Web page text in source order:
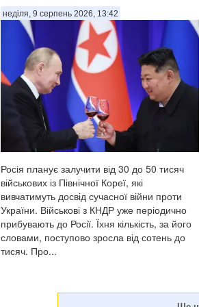
неділя, 9 серпень 2026, 13:42
Росія планує залучити від 30 до 50 тисяч
військових із Північної Кореї, які
вивчатимуть досвід сучасної війни проти
України. Військові з КНДР уже періодично
прибувають до Росії. Їхня кількість, за його
словами, поступово зросла від сотень до
тисяч. Про...